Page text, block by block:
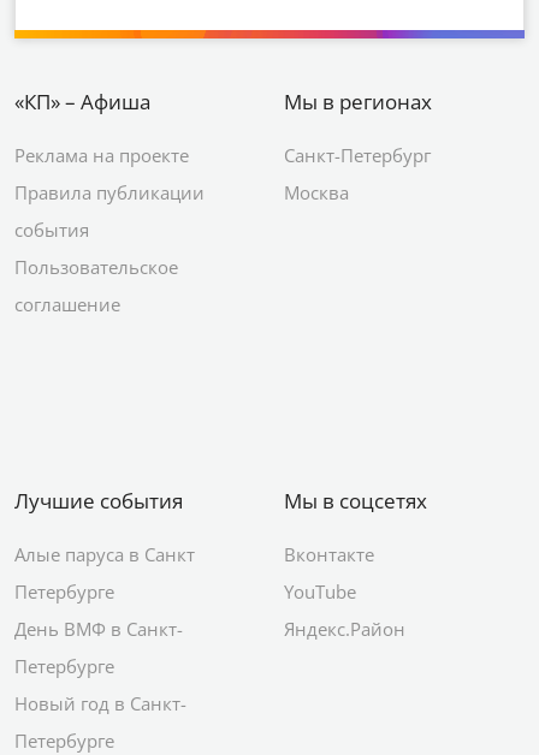
«КП» – Афиша
Реклама на проекте
Правила публикации
события
Пользовательское
соглашение
Мы в регионах
Санкт-Петербург
Москва
Лучшие события
Алые паруса в Санкт
Петербурге
День ВМФ в Санкт-
Петербурге
Новый год в Санкт-
Петербурге
Мы в соцсетях
Вконтакте
YouTube
Яндекс.Район